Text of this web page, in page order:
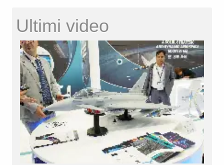
Ultimi video